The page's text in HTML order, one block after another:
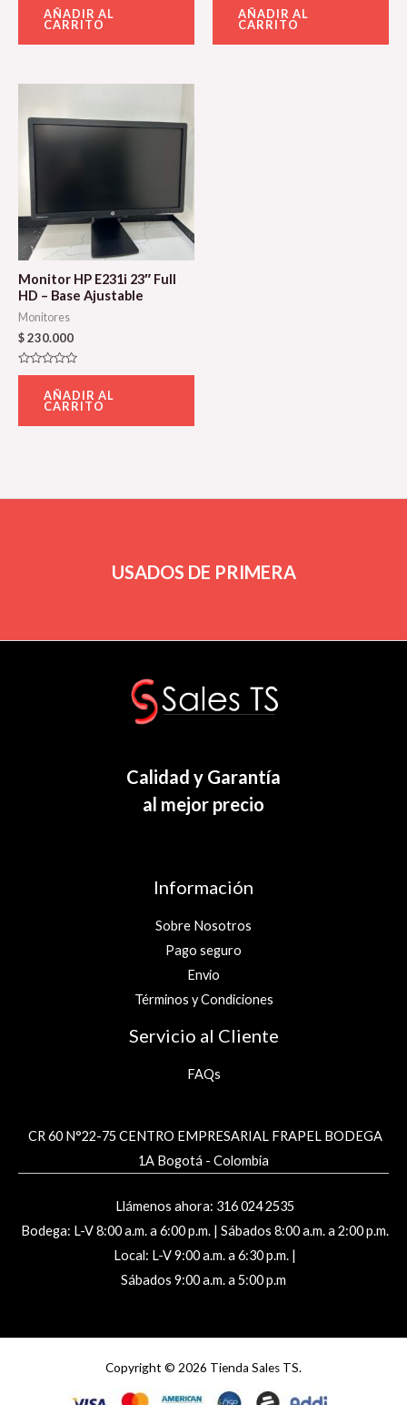
AÑADIR AL
CARRITO
AÑADIR AL
CARRITO
Monitor HP E231i 23″ Full
HD – Base Ajustable
Monitores
$230.000
Valorado
AÑADIR AL
CARRITO
USADOS DE PRIMERA
Calidad y Garantía
al mejor precio
Información
Sobre Nosotros
Pago seguro
Envio
Términos y Condiciones
Servicio al Cliente
FAQs
CR 60 N°22-75 CENTRO EMPRESARIAL FRAPEL BODEGA
1A Bogotá - Colombia
Llámenos ahora: 316 024 2535
Bodega: L-V 8:00 a.m. a 6:00 p.m. | Sábados 8:00 a.m. a 2:00 p.m.
Local: L-V 9:00 a.m. a 6:30 p.m. |
Sábados 9:00 a.m. a 5:00 p.m
Copyright © 2026 Tienda Sales TS.